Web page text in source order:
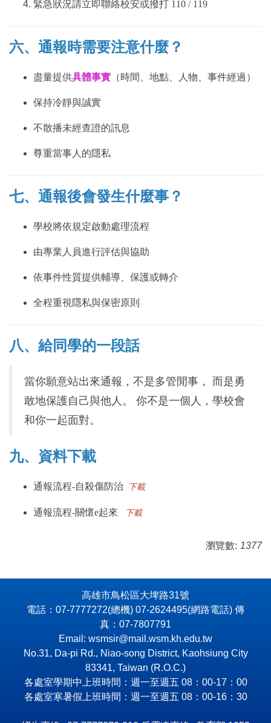
緊急狀況請立即聯絡校安或撥打 110 / 119
六、通報時需要注意什麼？
盡量提供具體事實 （時間、地點、人物、事件經過）
保持冷靜與誠實
不散播未經查證的訊息
尊重當事人的隱私
七、通報後會發生什麼事？
學校將依規定啟動處理流程
由專業人員進行評估與協助
依事件性質提供輔導、保護或轉介
全程重視隱私與保密原則
八、給同學的一段話
當你願意站出來通報，不是多管閒事， 而是勇
敢地保護自己與他人。 你不是一個人，學校會
和你一起面對。
九、資料下載
通報流程-自殺傷防治 下載
通報流程-關懷e起來 下載
瀏覽數: 1377
高雄市鳥松區大埤路31號
電話：07-7777272(總機) 07-2624495(網路電話) 傳
真：07-7807791
Email: wsmsir@mail.wsm.kh.edu.tw
No.31, Da-pi Rd., Niao-song District, Kaohsiung City
83341, Taiwan (R.O.C.)
各處室學期中上班時間：週一至週五 08：00-17：00
各處室寒暑假上班時間：週一至週五 08：00-16：30